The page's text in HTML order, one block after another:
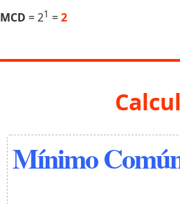
MCD = 21 =2
Mínimo